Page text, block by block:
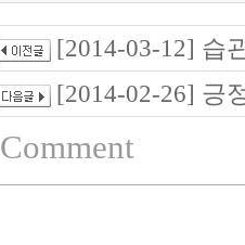
[2014-03-12] 습
[2014-02-26] 긍
Comment